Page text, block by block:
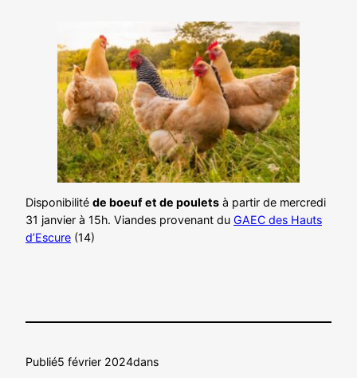
Disponibilité de boeuf et de poulets à partir de mercredi
31 janvier à 15h. Viandes provenant du GAEC des Hauts
d’Escure (14)
Publié5 février 2024dans